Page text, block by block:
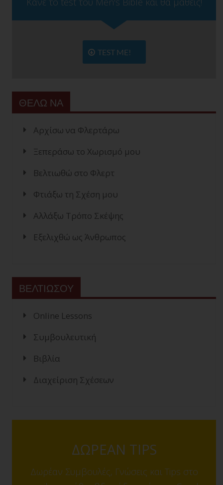
TEST ME!
ΘΕΛΩ ΝΑ
Αρχίσω να Φλερτάρω
Ξεπεράσω το Χωρισμό μου
Βελτιωθώ στο Φλερτ
Φτιάξω τη Σχέση μου
Αλλάξω Τρόπο Σκέψης
Εξελιχθώ ως Άνθρωπος
ΒΕΛΤΙΩΣΟΥ
Online Lessons
Συμβουλευτική
Βιβλία
Διαχείριση Σχέσεων
ΔΩΡΕΑΝ TIPS
Δωρέαν Συμβουλές, Γνώσεις και Tips στο